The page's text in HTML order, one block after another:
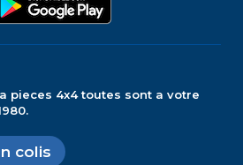
pieces 4x4 toutes sont a votre
colis